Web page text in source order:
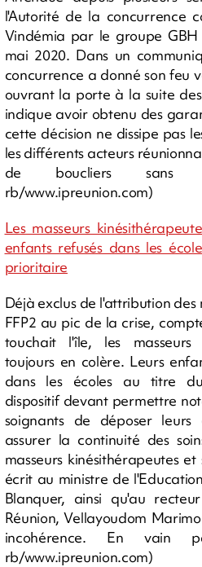
l'Autorité de la concurrence
Vindémia par le groupe
mai 2020. Dans un
concurrence a donné son feu
ouvrant la porte à la suite
indique avoir obtenu des
cette décision ne dissipe pas
les différents acteurs
de boucliers sans
rb/www.ipreunion.com)
Les masseurs
enfants refusés dans les
prioritaire
Déjà exclus de l'attribution
FFP2 au pic de la crise,
touchait l'île, les masseurs
toujours en colère. Leurs
dans les écoles au titre
dispositif devant permettre
soignants de déposer
assurer la continuité des
masseurs kinésithérapeutes
écrit au ministre de
Blanquer, ainsi qu'au
Réunion, Vellayoudom
incohérence. En vain
rb/www.ipreunion.com)